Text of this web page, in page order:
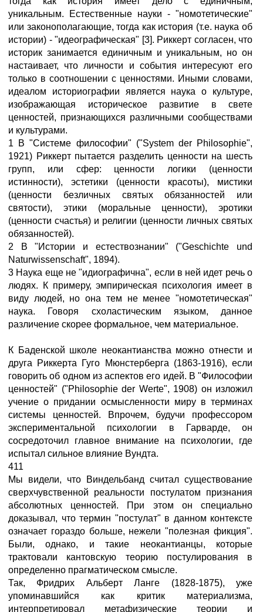
уникальным. Естественные науки - "номотетические"
или законополагающие, тогда как история (т.е. наука об
истории) - "идеографическая" [3]. Риккерт согласен, что
историк занимается единичным и уникальным, но он
настаивает, что личности и события интересуют его
только в соотношении с ценностями. Иными словами,
идеалом историографии является наука о культуре,
изображающая историческое развитие в свете
ценностей, признающихся различными сообществами
и культурами.
1 В "Системе философии" ("System der Philosophie",
1921) Риккерт пытается разделить ценности на шесть
групп, или сфер: ценности логики (ценности
истинности), эстетики (ценности красоты), мистики
(ценности безличных святых обязанностей или
святости), этики (моральные ценности), эротики
(ценности счастья) и религии (ценности личных святых
обязанностей).
2 В "Истории и естествознании" ("Geschichte und
Naturwissenschaft", 1894).
3 Наука еще не "идиографична", если в ней идет речь о
людях. К примеру, эмпирическая психология имеет в
виду людей, но она тем не менее "номотетическая"
наука. Говоря схоластическим языком, данное
различение скорее формальное, чем материальное.
К Баденской школе неокантианства можно отнести и
друга Риккерта Гуго Мюнстерберга (1863-1916), если
говорить об одном из аспектов его идей. В "Философии
ценностей" ("Philosophie der Werte", 1908) он изложил
учение о придании осмысленности миру в терминах
системы ценностей. Впрочем, будучи профессором
экспериментальной психологии в Гарварде, он
сосредоточил главное внимание на психологии, где
испытал сильное влияние Вундта.
411
Мы видели, что Виндельбанд считал существование
сверхчувственной реальности постулатом признания
абсолютных ценностей. При этом он специально
доказывал, что термин "постулат" в данном контексте
означает гораздо больше, нежели "полезная фикция".
Были, однако, и такие неокантианцы, которые
трактовали кантовскую теорию постулирования в
определенно прагматическом смысле.
Так, Фридрих Альберт Ланге (1828-1875), уже
упоминавшийся как критик материализма,
интерпретировал метафизические теории и